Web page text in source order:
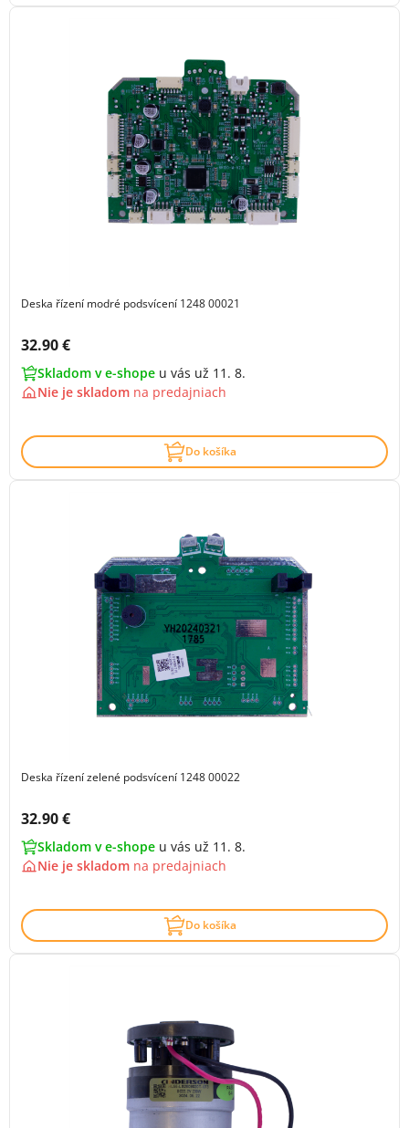
Deska řízení modré podsvícení 1248 00021
Cena s DPH:
32.90 €
Skladom v e-shope u vás už 11. 8.
Nie je skladom na predajniach
Do košíka
Deska řízení zelené podsvícení 1248 00022
Cena s DPH:
32.90 €
Skladom v e-shope u vás už 11. 8.
Nie je skladom na predajniach
Do košíka